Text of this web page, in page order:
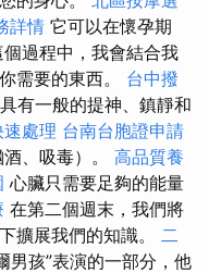
詳情 它可以在懷孕期
過程中，我會結合我
需要的東西。 台中撥
有一般的提神、鎮靜和
處理 台南台胞證申請
、吸毒）。 高品質養
心臟只需要足夠的能量
在第二個週末，我們將
擴展我們的知識。
二
男孩”表演的一部分，他